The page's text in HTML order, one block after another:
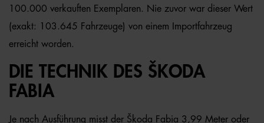
100.000 verkauften Exemplaren. Nie zuvor war dieser Wert
(exakt: 103.645 Fahrzeuge) von einem Importfahrzeug
erreicht worden.
DIE TECHNIK DES ŠKODA
FABIA
Je nach Ausführung misst der Škoda Fabia 3,99 Meter oder